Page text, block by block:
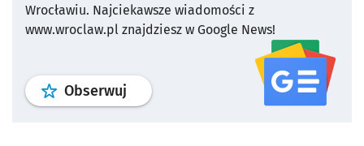
Wrocławiu. Najciekawsze wiadomości z
www.wroclaw.pl znajdziesz w Google News!
Obserwuj profil serwisu